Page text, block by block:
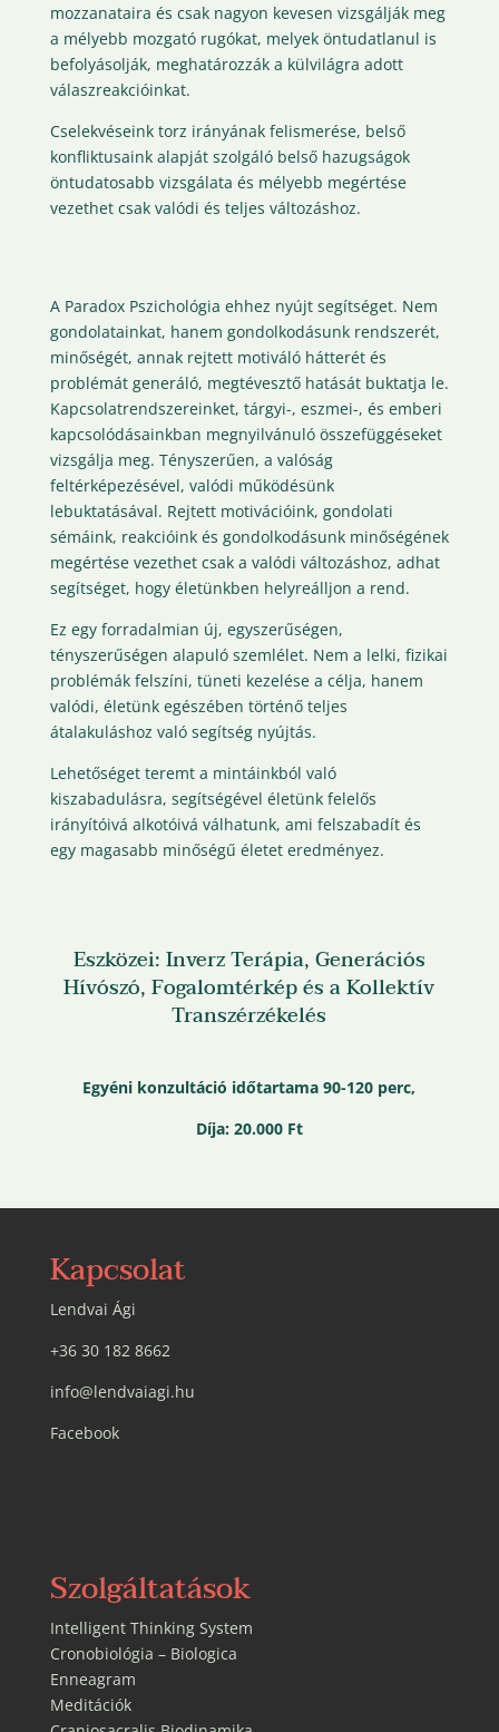
mozzanataira és csak nagyon kevesen vizsgálják meg
a mélyebb mozgató rugókat, melyek öntudatlanul is
befolyásolják, meghatározzák a külvilágra adott
válaszreakcióinkat.
Cselekvéseink torz irányának felismerése, belső
konfliktusaink alapját szolgáló belső hazugságok
öntudatosabb vizsgálata és mélyebb megértése
vezethet csak valódi és teljes változáshoz.
A Paradox Pszichológia ehhez nyújt segítséget. Nem
gondolatainkat, hanem gondolkodásunk rendszerét,
minőségét, annak rejtett motiváló hátterét és
problémát generáló, megtévesztő hatását buktatja le.
Kapcsolatrendszereinket, tárgyi-, eszmei-, és emberi
kapcsolódásainkban megnyilvánuló összefüggéseket
vizsgálja meg. Tényszerűen, a valóság
feltérképezésével, valódi működésünk
lebuktatásával. Rejtett motivációink, gondolati
sémáink, reakcióink és gondolkodásunk minőségének
megértése vezethet csak a valódi változáshoz, adhat
segítséget, hogy életünkben helyreálljon a rend.
Ez egy forradalmian új, egyszerűségen,
tényszerűségen alapuló szemlélet. Nem a lelki, fizikai
problémák felszíni, tüneti kezelése a célja, hanem
valódi, életünk egészében történő teljes
átalakuláshoz való segítség nyújtás.
Lehetőséget teremt a mintáinkból való
kiszabadulásra, segítségével életünk felelős
irányítóivá alkotóivá válhatunk, ami felszabadít és
egy magasabb minőségű életet eredményez.
Eszközei: Inverz Terápia, Generációs
Hívószó, Fogalomtérkép és a Kollektív
Transzérzékelés
Egyéni konzultáció időtartama 90-120 perc,
Díja: 20.000 Ft
Kapcsolat
Lendvai Ági
+36 30 182 8662
info@lendvaiagi.hu
Facebook
Szolgáltatások
Intelligent Thinking System
Cronobiológia – Biologica
Enneagram
Meditációk